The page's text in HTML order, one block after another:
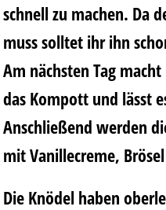
schnell zu machen. Da
muss solltet ihr ihn
Am nächsten Tag
das Kompott und lässt
Anschließend werden
mit Vanillecreme,
Die Knödel haben